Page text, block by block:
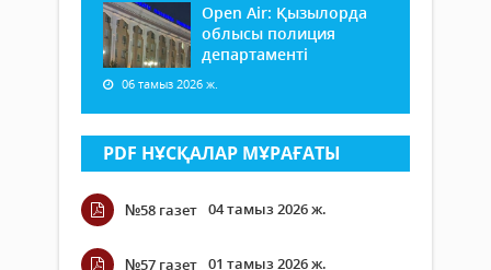
Open Air: Қызылорда
облысы полиция
департаменті
06 тамыз 2026 ж.
PDF НҰСҚАЛАР МҰРАҒАТЫ
№58 газет 04 тамыз 2026 ж.
№57 газет 01 тамыз 2026 ж.